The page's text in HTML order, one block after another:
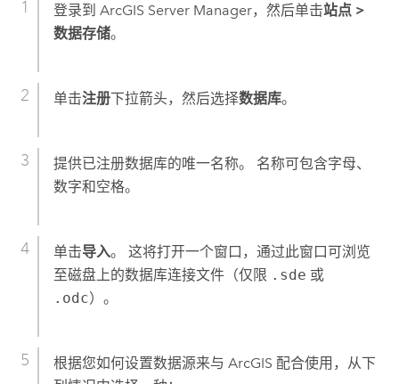
登录到 ArcGIS Server Manager，然后单击站点 >
数据存储。
单击注册下拉箭头，然后选择数据库。
提供已注册数据库的唯一名称。 名称可包含字母、
数字和空格。
单击导入。 这将打开一个窗口，通过此窗口可浏览
至磁盘上的数据库连接文件（仅限 .sde 或
.odc）。
根据您如何设置数据源来与 ArcGIS 配合使用，从下